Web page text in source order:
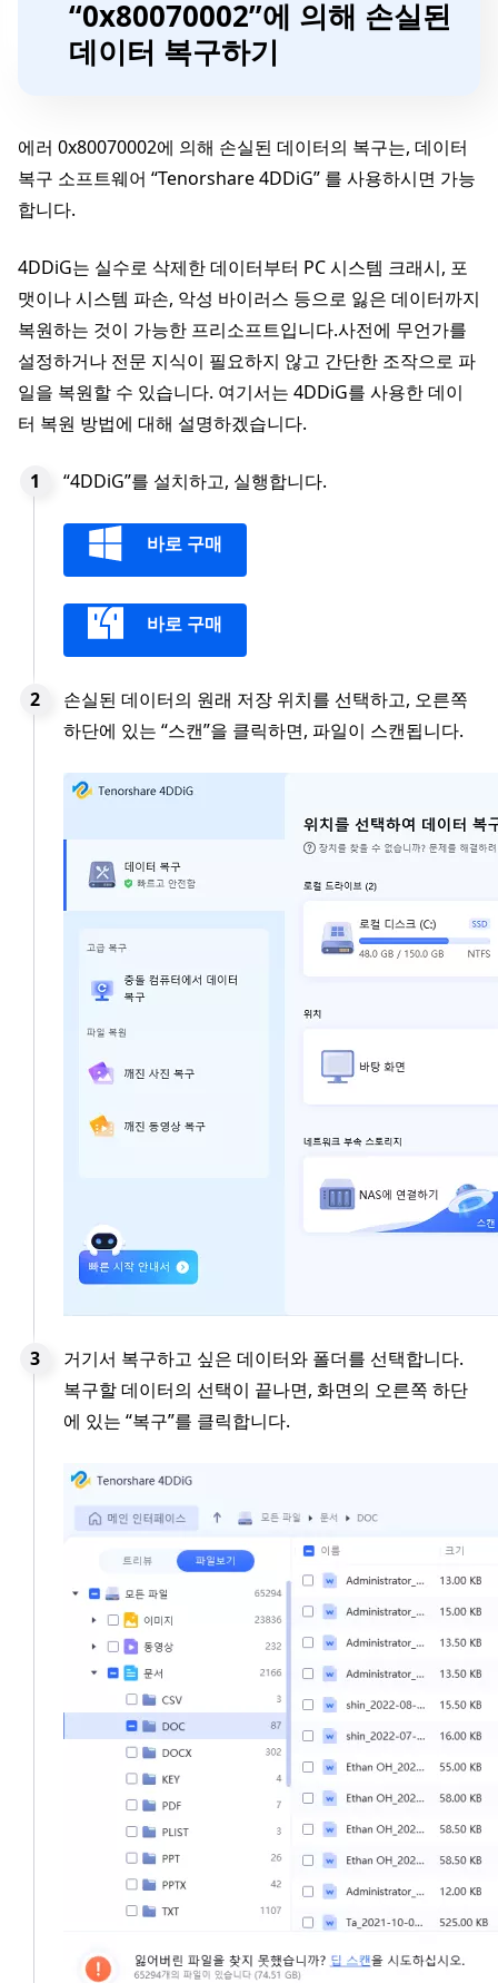
“0x80070002”에 의해 손실된
데이터 복구하기
에러 0x80070002에 의해 손실된 데이터의 복구는, 데이터
복구 소프트웨어 “Tenorshare 4DDiG” 를 사용하시면 가능
합니다.
4DDiG는 실수로 삭제한 데이터부터 PC 시스템 크래시, 포
맷이나 시스템 파손, 악성 바이러스 등으로 잃은 데이터까지
복원하는 것이 가능한 프리소프트입니다.사전에 무언가를
설정하거나 전문 지식이 필요하지 않고 간단한 조작으로 파
일을 복원할 수 있습니다. 여기서는 4DDiG를 사용한 데이
터 복원 방법에 대해 설명하겠습니다.
“4DDiG”를 설치하고, 실행합니다.
바로 구매
바로 구매
손실된 데이터의 원래 저장 위치를 선택하고, 오른쪽
하단에 있는 “스캔”을 클릭하면, 파일이 스캔됩니다.
거기서 복구하고 싶은 데이터와 폴더를 선택합니다.
복구할 데이터의 선택이 끝나면, 화면의 오른쪽 하단
에 있는 “복구”를 클릭합니다.